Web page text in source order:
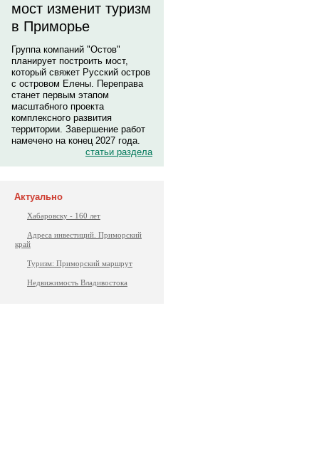
мост изменит туризм
в Приморье
Группа компаний "Остов"
планирует построить мост,
который свяжет Русский остров
с островом Елены. Переправа
станет первым этапом
масштабного проекта
комплексного развития
территории. Завершение работ
намечено на конец 2027 года.
статьи раздела
Актуально
Хабаровску - 160 лет
Адреса инвестиций. Приморский
край
Туризм: Приморский маршрут
Недвижимость Владивостока